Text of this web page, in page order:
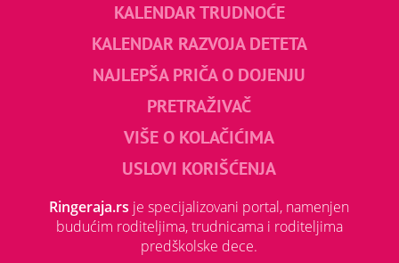
KALENDAR TRUDNOĆE
KALENDAR RAZVOJA DETETA
NAJLEPŠA PRIČA O DOJENJU
PRETRAŽIVAČ
VIŠE O KOLAČIĆIMA
USLOVI KORIŠĆENJA
Ringeraja.rs je specijalizovani portal, namenjen
budućim roditeljima, trudnicama i roditeljima
predškolske dece.